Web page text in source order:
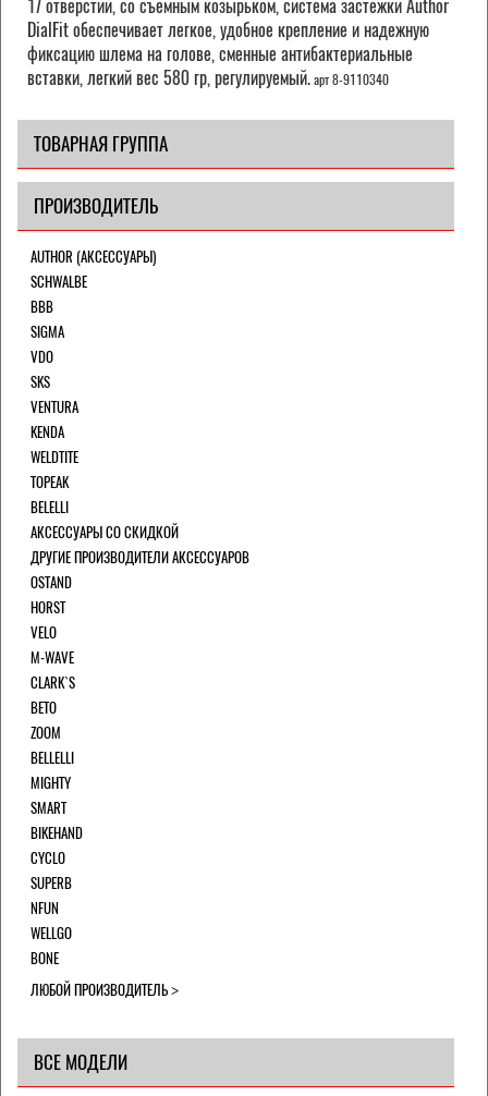
17 отверстий, со съемным козырьком, система застежки Author
DialFit обеспечивает легкое, удобное крепление и надежную
фиксацию шлема на голове, сменные антибактериальные
вставки, легкий вес 580 гр, регулируемый.арт 8-9110340
ТОВАРНАЯ ГРУППА
ПРОИЗВОДИТЕЛЬ
AUTHOR (АКСЕССУАРЫ)
SCHWALBE
BBB
SIGMA
VDO
SKS
VENTURA
KENDA
WELDTITE
TOPEAK
BELELLI
АКСЕССУАРЫ СО СКИДКОЙ
ДРУГИЕ ПРОИЗВОДИТЕЛИ АКСЕССУАРОВ
OSTAND
HORST
VELO
M-WAVE
CLARK`S
BETO
ZOOM
BELLELLI
MIGHTY
SMART
BIKEHAND
CYCLO
SUPERB
NFUN
WELLGO
BONE
ЛЮБОЙ ПРОИЗВОДИТЕЛЬ
ВСЕ МОДЕЛИ